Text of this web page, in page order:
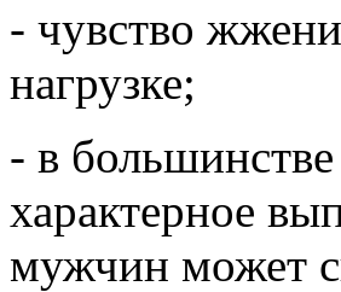
- чувство
нагрузке;
- в
характерное
мужчин может